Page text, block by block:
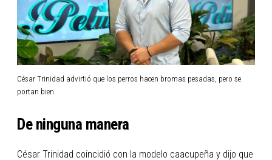
César Trinidad advirtió que los perros hacen bromas pesadas, pero se
portan bien.
De ninguna manera
César Trinidad coincidió con la modelo caacupeña y dijo que